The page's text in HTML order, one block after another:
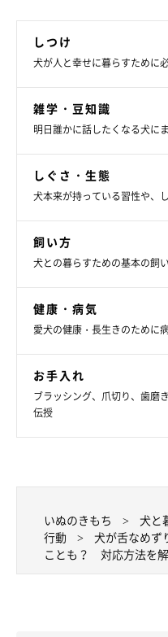
上げられたら、すぐにおや
しつけ
犬が人と幸せに暮らすために
雑学・豆知識
明日誰かに話したくなる犬に
しぐさ・生態
犬本来が持っている習性や、
飼い方
犬との暮らすための基本の飼
健康・病気
愛犬の健康・長生きのために
お手入れ
ブラッシング、爪切り、歯磨
伝授
いぬのきもち 犬と
行動
犬が舌なめ
ことも？ 対応方法を